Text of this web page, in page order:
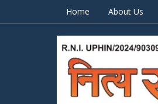
Home About Us